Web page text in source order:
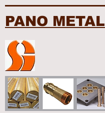
PANO METAL